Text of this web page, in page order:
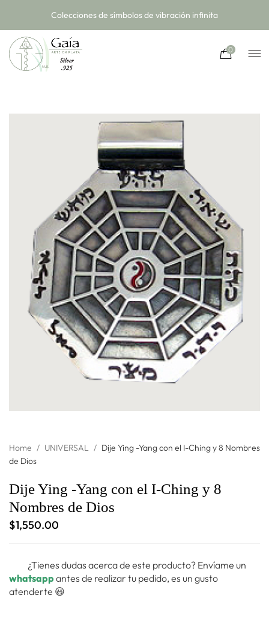
Colecciones de símbolos de vibración infinita
0
Home / UNIVERSAL / Dije Ying -Yang con el I-Ching y 8 Nombres
de Dios
Dije Ying -Yang con el I-Ching y 8
Nombres de Dios
$1,550.00
¿Tienes dudas acerca de este producto? Envíame un
whatsapp antes de realizar tu pedido, es un gusto
atenderte 😃